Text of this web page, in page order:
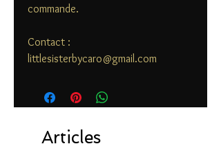
commande.
Contact :
littlesisterbycaro@gmail.com
Articles